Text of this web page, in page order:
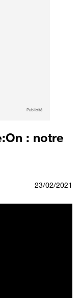
Publicité
: notre
23/02/2021